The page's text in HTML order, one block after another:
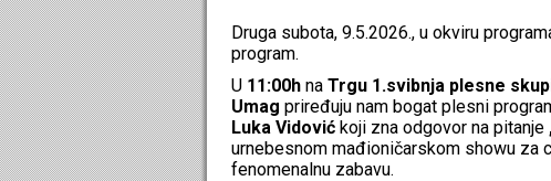
Druga subota, 9.5.2026., u okviru
program.
U 11:00h na Trgu 1.svibnja plesne
Umag priređuju nam bogat plesni
Luka Vidović koji zna odgovor na pitanje
urnebesnom mađioničarskom showu za
fenomenalnu zabavu.